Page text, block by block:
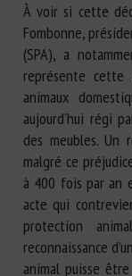
À voir si cette
Fombonne,
(SPA), a
représente cette
animaux
aujourd’hui régi
des meubles.
malgré ce
à 400 fois par an
acte qui
protection
reconnaissance
animal puisse